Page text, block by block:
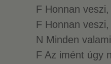
F Honnan
F Honnan
N Minden
F Az imént úgy